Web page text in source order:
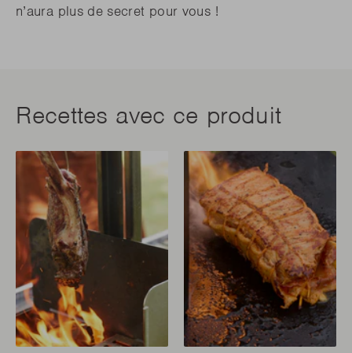
n’aura plus de secret pour vous !
Recettes avec ce produit